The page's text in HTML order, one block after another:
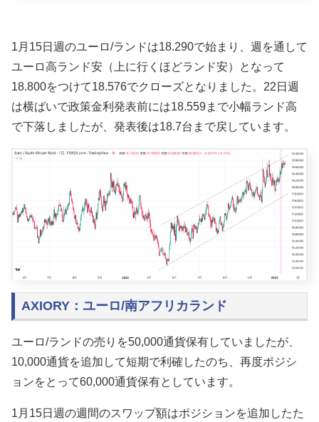
1月15日週のユーロ/ランドは18.290で始まり、週を通して
ユーロ高ランド安（上に行くほどランド安）となって
18.800をつけて18.576でクローズとなりました。22 日週
は横ばいで政策金利発表前には18.559まで小幅ランド高
で下落しましたが、発表後は18.7台まで戻しています。
AXIORY：ユーロ/南アフリカランド
ユーロ/ランドの売りを50,000通貨保有していましたが、
10,000通貨を追加して短期で利確したのち、再度ポジシ
ョンをとって60,000通貨保有としています。
1月15日週の週間のスワップ額はポジションを追加したた